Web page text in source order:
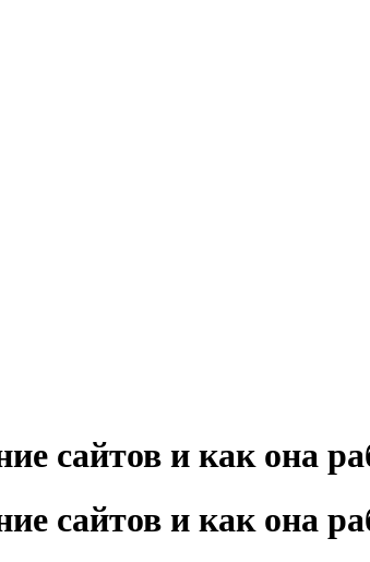
сайтов и как она
сайтов и как она